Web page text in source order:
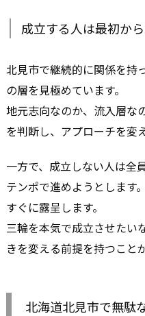
成立する人は最初か
北見市で継続的に関係を持
の層を見極めています。
地元志向なのか、流入層な
を判断し、アプローチを変
一方で、成立しない人は全
テンポで進めようとします
すぐに露呈します。
三輪を本気で成立させたい
きを変える前提を持つこと
北海道北見市で無駄